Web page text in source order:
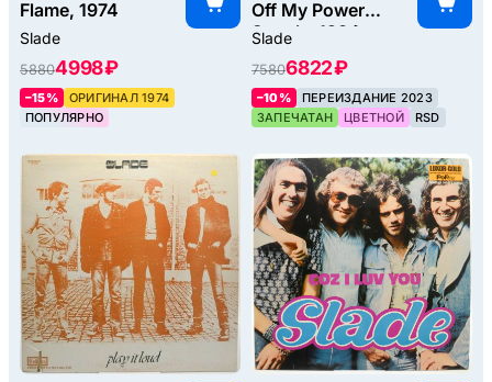
Flame, 1974
Slade
58804998 ₽
–15%
ОРИГИНАЛ 1974
ПОПУЛЯРНО
Off My Power
Supply, 1984
Slade
75806822 ₽
–10%
ПЕРЕИЗДАНИЕ 2023
ЗАПЕЧАТАН
ЦВЕТНОЙ RSD